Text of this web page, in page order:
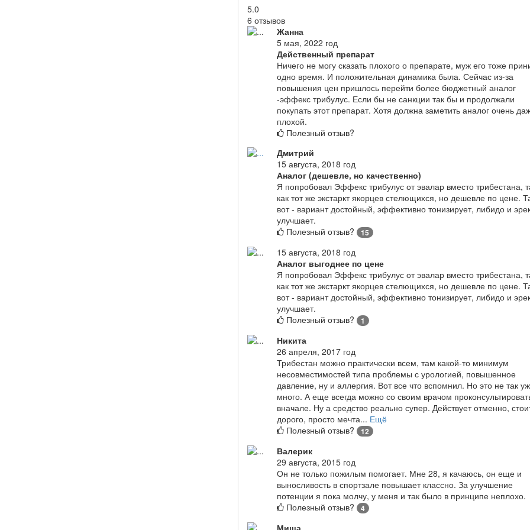
5.0
6 отзывов
Жанна
5 мая, 2022 год
Действенный препарат
Ничего не могу сказать плохого о препарате, муж его тоже
одно время. И положительная динамика была. Сейчас из-за
повышения цен пришлось перейти более бюджетный аналог
-эффекс трибулус. Если бы не санкции так бы и продолжали
покупать этот препарат. Хотя должна заметить аналог очень
плохой.
Полезный отзыв?
Дмитрий
15 августа, 2018 год
Аналог (дешевле, но качественно)
Я попробовал Эффекс трибулус от эвалар вместо трибестана,
как тот же экстаркт якорцев стелющихся, но дешевле по цене.
вот - вариант достойный, эффективно тонизирует, либидо и
улучшает.
Полезный отзыв?
15
15 августа, 2018 год
Аналог выгоднее по цене
Я попробовал Эффекс трибулус от эвалар вместо трибестана,
как тот же экстаркт якорцев стелющихся, но дешевле по цене.
вот - вариант достойный, эффективно тонизирует, либидо и
улучшает.
Полезный отзыв?
1
Никита
26 апреля, 2017 год
Трибестан можно практически всем, там какой-то минимум
несовместимостей типа проблемы с урологией, повышенное
давление, ну и аллергия. Вот все что вспомнил. Но это не так
много. А еще всегда можно со своим врачом
вначале. Ну а средство реально супер. Действует отменно,
дорого, просто мечта... Ещё
Полезный отзыв?
12
Валерик
29 августа, 2015 год
Он не только пожилым помогает. Мне 28, я качаюсь, он еще и
выносливость в спортзале повышает классно. За улучшение
потенции я пока молчу, у меня и так было в принципе неплохо.
Полезный отзыв?
4
Миша